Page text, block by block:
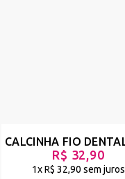
R$ 32,90
1xR$ 32,90 sem juros